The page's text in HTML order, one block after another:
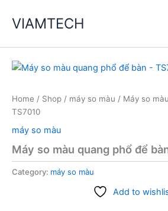
VIAMTECH
Home / Shop / máy so màu / Máy so
TS7010
máy so màu
Máy so màu quang phổ để
Category: máy so màu
Add to